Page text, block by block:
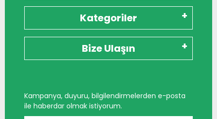
Kategoriler
Bize Ulaşın
Kampanya, duyuru, bilgilendirmelerden e-posta
ile haberdar olmak istiyorum.